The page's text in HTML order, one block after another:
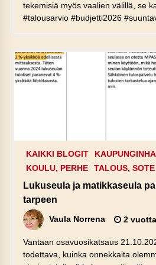
tekemisiä myös vaalien välillä, se
#talousarvio #budjetti2026
KAIKKI BLOGIT
KOULU, PERHE
TALOUS, SOTE
Lukuseula ja matikkaseula
tarpeen
Vaula Norrena 2
Vantaan osavuosikatsaus
todettava, kuinka onnekkaita